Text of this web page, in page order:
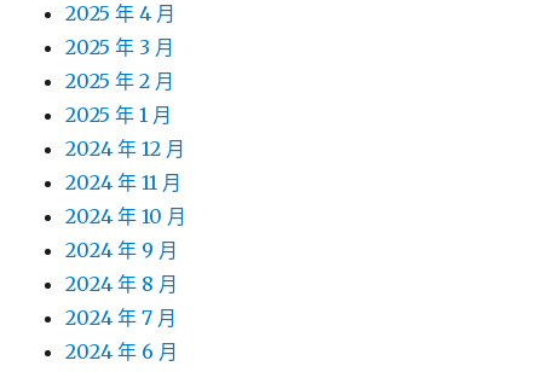
2025 年 4 月
2025 年 3 月
2025 年 2 月
2025 年 1 月
2024 年 12 月
2024 年 11 月
2024 年 10 月
2024 年 9 月
2024 年 8 月
2024 年 7 月
2024 年 6 月